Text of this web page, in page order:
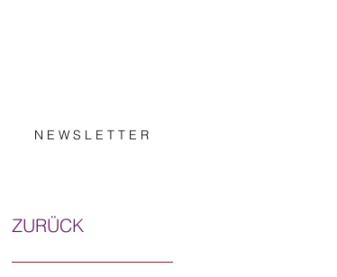
N E W S L E T T E R
ZURÜCK